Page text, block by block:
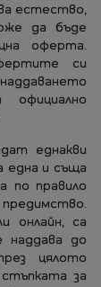
естество,
да бъде
оферта.
си
еднакви
една и съща
по правило
онлайн, са
наддава до
цялото
за